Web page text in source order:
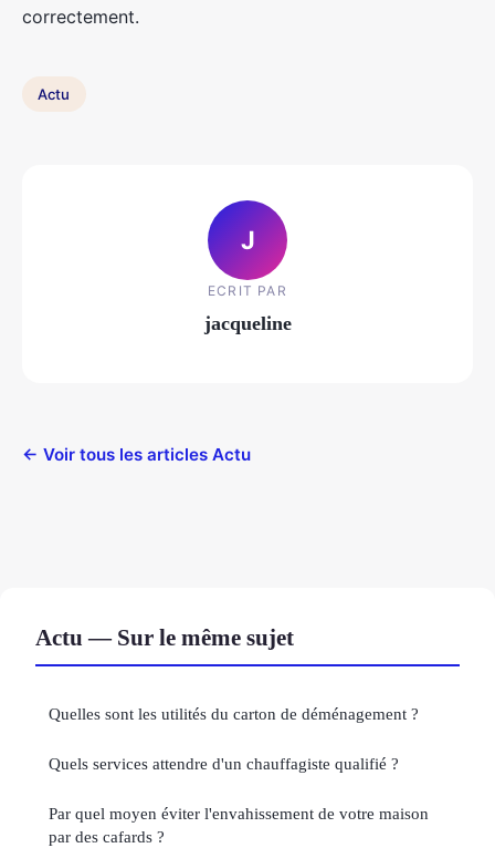
correctement.
Actu
J
ECRIT PAR
jacqueline
← Voir tous les articles Actu
Actu — Sur le même sujet
Quelles sont les utilités du carton de déménagement ?
Quels services attendre d'un chauffagiste qualifié ?
Par quel moyen éviter l'envahissement de votre maison
par des cafards ?